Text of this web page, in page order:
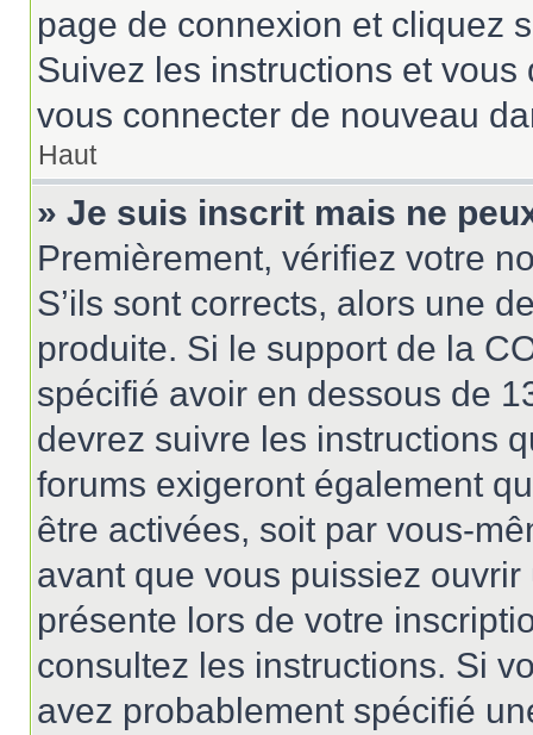
page de connexion et cliquez
Suivez les instructions et
vous connecter de nouveau
Haut
» Je suis inscrit mais ne
Premièrement, vérifiez votre
S’ils sont corrects, alors une
produite. Si le support de la
spécifié avoir en dessous de
devrez suivre les instructions
forums exigeront également
être activées, soit par vous-
avant que vous puissiez
présente lors de votre
consultez les instructions. Si
avez probablement spécifié